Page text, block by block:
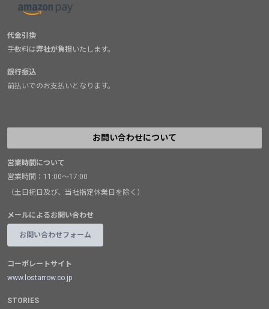
代金引換
手数料は弊社が負担いたします。
銀行振込
前払いでのお支払いとなります。
お問い合わせについて
営業時間について
営業時間：11:00～17:00
（土日祝日及び、当社指定休業日を除く）
メールによるお問い合わせ
お問い合わせフォーム
コーポレートサイト
www.lostarrow.co.jp
STORIES